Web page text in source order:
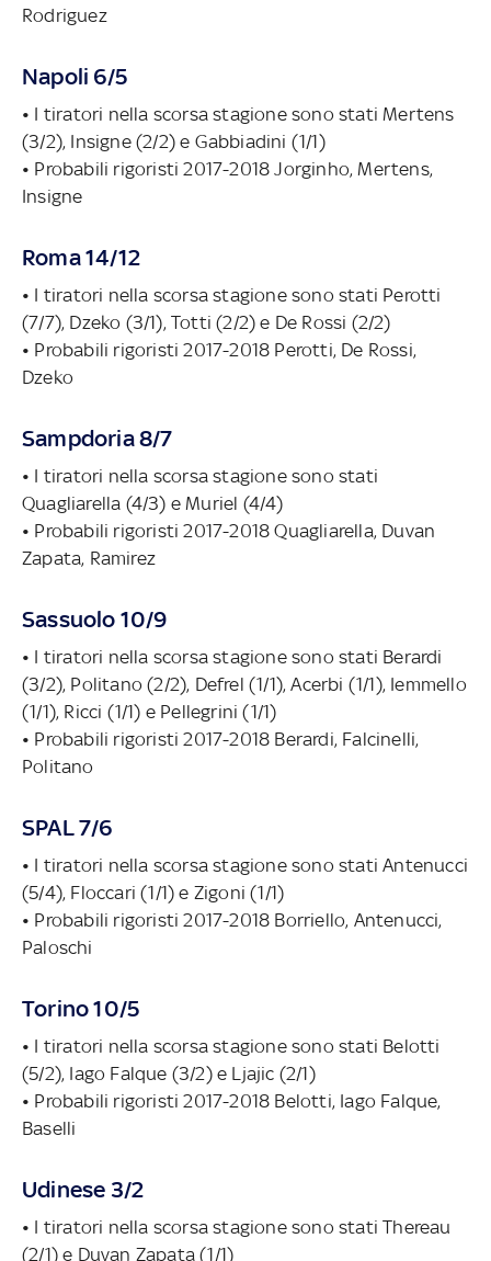
Rodriguez
Napoli 6/5
• I tiratori nella scorsa stagione sono stati Mertens
(3/2), Insigne (2/2) e Gabbiadini (1/1)
• Probabili rigoristi 2017-2018 Jorginho, Mertens,
Insigne
Roma 14/12
• I tiratori nella scorsa stagione sono stati Perotti
(7/7), Dzeko (3/1), Totti (2/2) e De Rossi (2/2)
• Probabili rigoristi 2017-2018 Perotti, De Rossi,
Dzeko
Sampdoria 8/7
• I tiratori nella scorsa stagione sono stati
Quagliarella (4/3) e Muriel (4/4)
• Probabili rigoristi 2017-2018 Quagliarella, Duvan
Zapata, Ramirez
Sassuolo 10/9
• I tiratori nella scorsa stagione sono stati Berardi
(3/2), Politano (2/2), Defrel (1/1), Acerbi (1/1), Iemmello
(1/1), Ricci (1/1) e Pellegrini (1/1)
• Probabili rigoristi 2017-2018 Berardi, Falcinelli,
Politano
SPAL 7/6
• I tiratori nella scorsa stagione sono stati Antenucci
(5/4), Floccari (1/1) e Zigoni (1/1)
• Probabili rigoristi 2017-2018 Borriello, Antenucci,
Paloschi
Torino 10/5
• I tiratori nella scorsa stagione sono stati Belotti
(5/2), Iago Falque (3/2) e Ljajic (2/1)
• Probabili rigoristi 2017-2018 Belotti, Iago Falque,
Baselli
Udinese 3/2
• I tiratori nella scorsa stagione sono stati Thereau
(2/1) e Duvan Zapata (1/1)